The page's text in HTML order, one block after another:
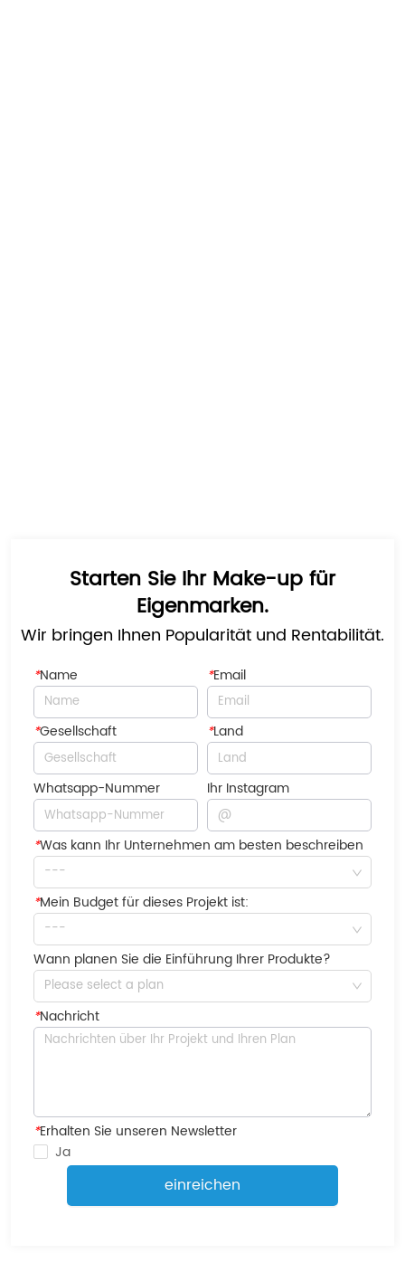
Starten Sie Ihr Make-up für
Eigenmarken.
Wir bringen Ihnen Popularität und Rentabilität.
*Name *Email
*Gesellschaft *Land
Whatsapp-Nummer Ihr Instagram
*Was kann Ihr Unternehmen am besten beschreiben
---
*Mein Budget für dieses Projekt ist:
---
Wann planen Sie die Einführung Ihrer Produkte?
Please select a plan
*Nachricht
*Erhalten Sie unseren Newsletter
Ja
einreichen